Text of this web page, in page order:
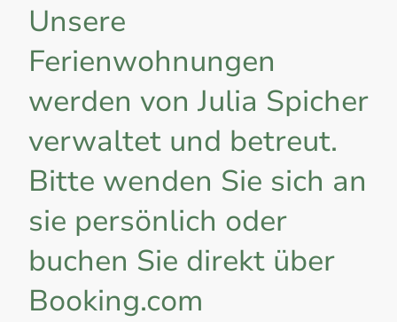
Unsere
Ferienwohnungen
werden von Julia Spicher
verwaltet und betreut.
Bitte wenden Sie sich an
sie persönlich oder
buchen Sie direkt über
Booking.com